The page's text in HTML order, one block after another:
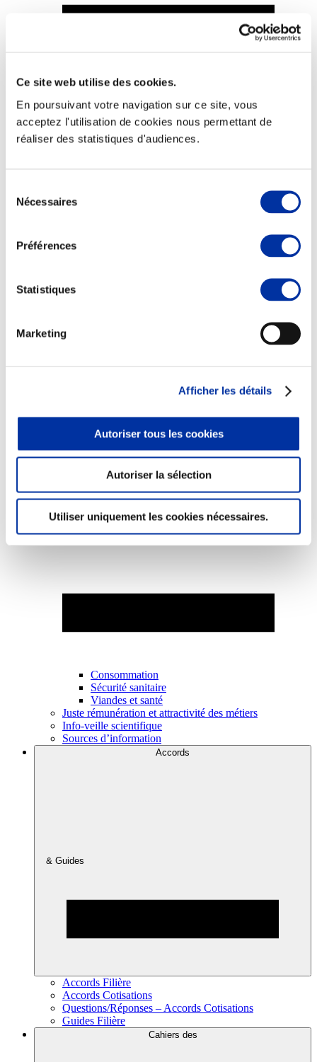
Ce site web utilise des cookies.
En poursuivant votre navigation sur ce site, vous
acceptez l'utilisation de cookies nous permettant de
réaliser des statistiques d'audiences.
Nécessaires
Préférences
Statistiques
Marketing
Afficher les détails
Autoriser tous les cookies
Autoriser la sélection
Utiliser uniquement les cookies nécessaires.
Viande et climat
Valorisation de l’herbe
Autonomie des élevages
Qualité air, eau, sols
Economie de ressources
Abattoir
Partenaire Climat
Consommation
Sécurité sanitaire
Viandes et santé
Juste rémunération et attractivité des métiers
Info-veille scientifique
Sources d’information
Accords
& Guides
Accords Filière
Accords Cotisations
Questions/Réponses – Accords Cotisations
Guides Filière
Cahiers des